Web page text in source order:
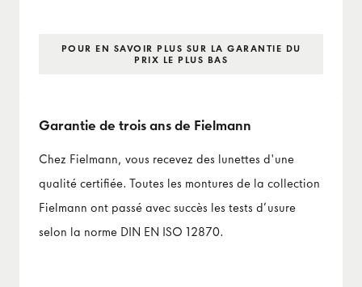
POUR EN SAVOIR PLUS SUR LA GARANTIE DU
PRIX LE PLUS BAS
Garantie de trois ans de Fielmann
Chez Fielmann, vous recevez des lunettes d'une
qualité certifiée. Toutes les montures de la collection
Fielmann ont passé avec succès les tests d’usure
selon la norme DIN EN ISO 12870.